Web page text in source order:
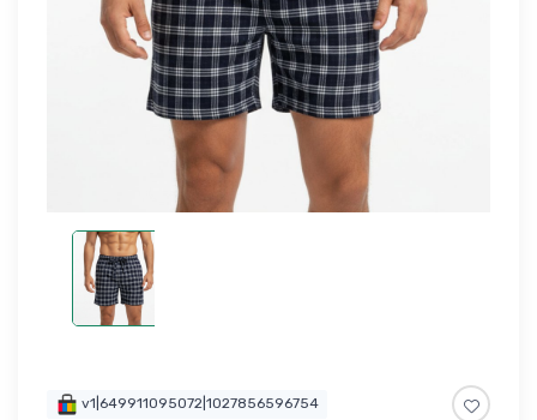
v1|649911095072|1027856596754